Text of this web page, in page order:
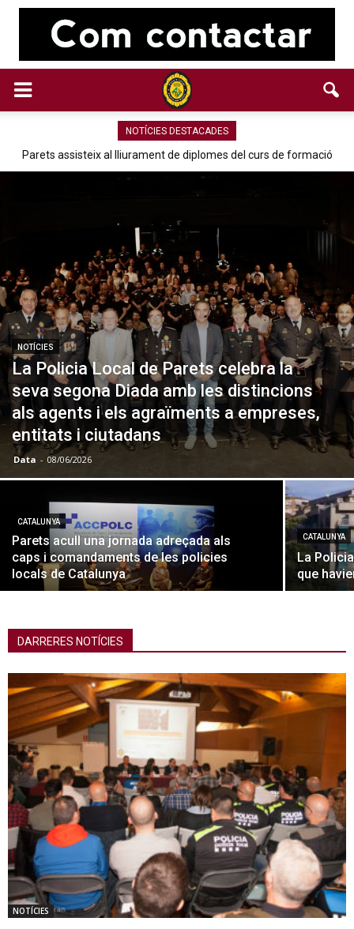
NOTÍCIES DESTACADES
Parets assisteix al lliurament de diplomes del curs de formació
NOTÍCIES
La Policia Local de Parets celebra la
seva segona Diada amb les distincions
als agents i els agraïments a empreses,
entitats i ciutadans
Data - 08/06/2026
CATALUNYA
Parets acull una jornada adreçada als
caps i comandaments de les policies
locals de Catalunya
CATALUNYA
La
que
DARRERES NOTÍCIES
NOTÍCIES